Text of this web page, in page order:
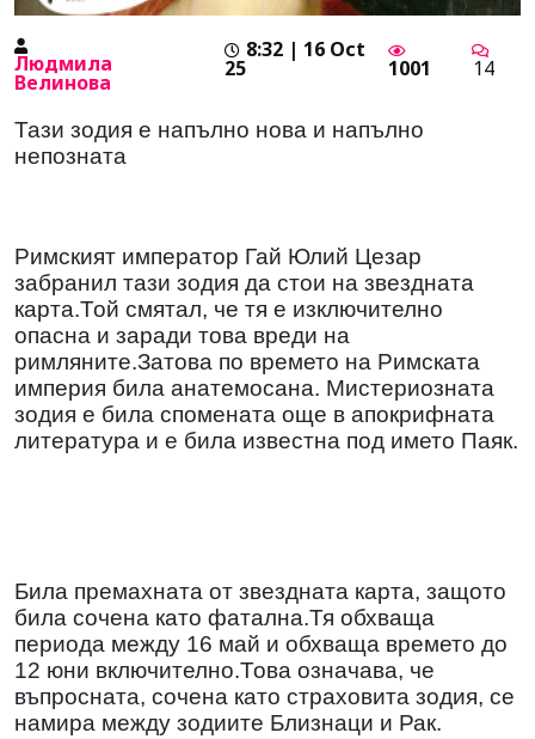
Людмила
Велинова
8:32 | 16 Oct
25 1001 14
Тази зодия е напълно нова и напълно
непозната
Римският император Гай Юлий Цезар
забранил тази зодия да стои на звездната
карта.Той смятал, че тя е изключително
опасна и заради това вреди на
римляните.Затова по времето на Римската
империя била анатемосана. Мистериозната
зодия е била спомената още в апокрифната
литература и е била известна под името Паяк.
Била премахната от звездната карта, защото
била сочена като фатална.Тя обхваща
периода между 16 май и обхваща времето до
12 юни включително.Това означава, че
въпросната, сочена като страховита зодия, се
намира между зодиите Близнаци и Рак.